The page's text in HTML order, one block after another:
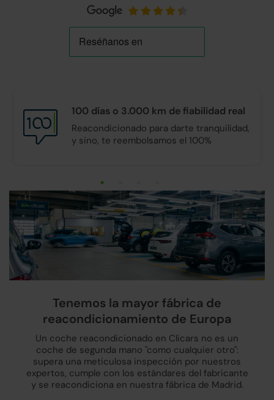
100 días o 3.000 km defiabilidad real
Reacondicionado para darte tranquilidad,
y sino, te reembolsamos el 100%
Tenemos la mayor fábrica de
reacondicionamiento de Europa
Un coche reacondicionado en Clicars no es un
coche de segunda mano "como cualquier otro":
supera una meticulosa inspección por nuestros
expertos, cumple con los estándares del fabricante
y se reacondiciona en nuestra fábrica de Madrid.